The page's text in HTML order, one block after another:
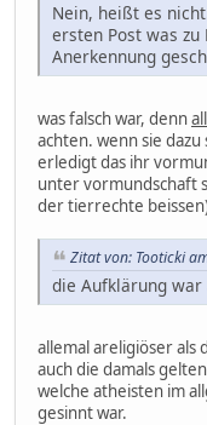
Nein, heißt es
ersten Post was
Anerkennung
was falsch war, denn
achten. wenn sie
erledigt das ihr
unter vormundschaft
der tierrechte
Zitat von: Tooticki
die Aufklärung
allemal areligiöser als
auch die damals
welche atheisten im
gesinnt war.